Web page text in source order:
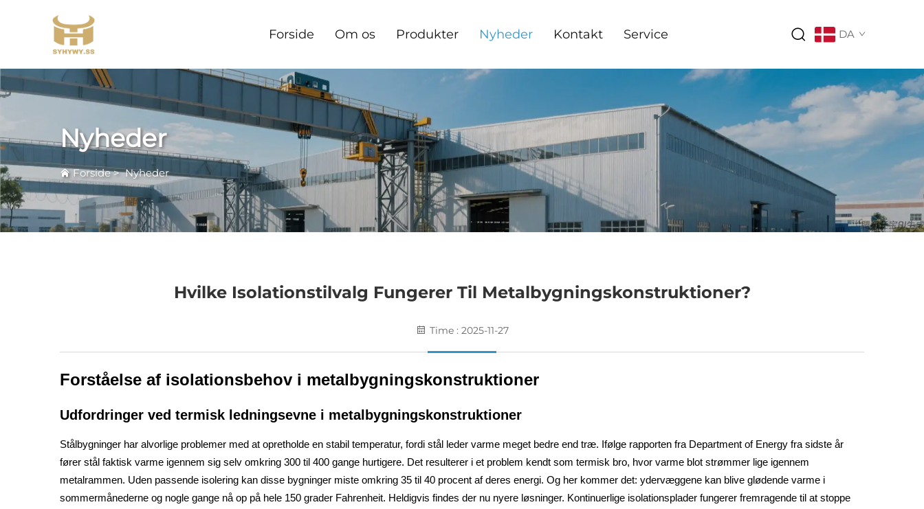
Forside Om os Produkter Nyheder Kontakt Service DA
Nyheder
Forside>Nyheder
Hvilke Isolationstilvalg Fungerer Til Metalbygningskonstruktioner?
Time : 2025-11-27
Forståelse af isolationsbehov i metalbygningskonstruktioner
Udfordringer ved termisk ledningsevne i metalbygningskonstruktioner
Stålbygninger har alvorlige problemer med at opretholde en stabil temperatur, fordi stål leder varme meget bedre end træ. Ifølge rapporten fra Department of Energy fra sidste år
fører stål faktisk varme igennem sig selv omkring 300 til 400 gange hurtigere. Det resulterer i et problem kendt som termisk bro, hvor varme blot strømmer lige igennem
metalrammen. Uden passende isolering kan disse bygninger miste omkring 35 til 40 procent af deres energi. Og her kommer det: ydervæggene kan blive glødende varme i
sommermånederne og nogle gange nå op på hele 150 grader Fahrenheit. Heldigvis findes der nu nyere løsninger. Kontinuerlige isolationsplader fungerer fremragende til at stoppe